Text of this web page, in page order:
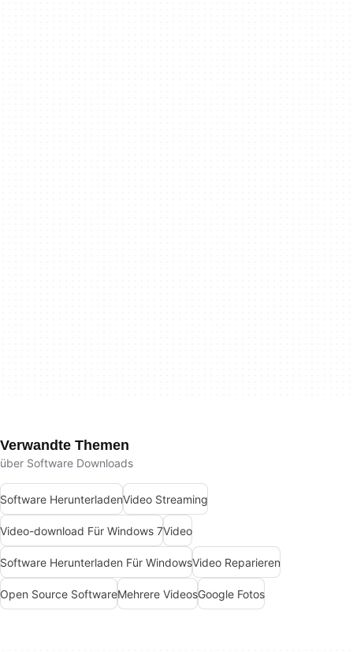
Verwandte Themen
über Software Downloads
Software HerunterladenVideo Streaming
Video-download Für Windows 7Video
Software Herunterladen Für WindowsVideo Reparieren
Open Source SoftwareMehrere VideosGoogle Fotos